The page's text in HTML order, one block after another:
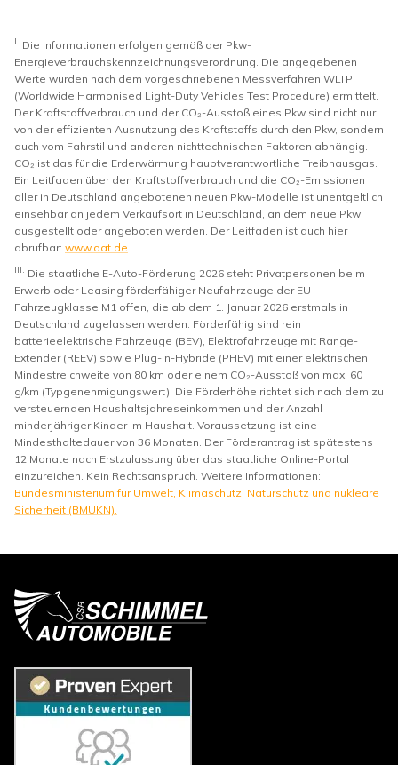
I. Die Informationen erfolgen gemäß der Pkw-
Energieverbrauchskennzeichnungsverordnung. Die angegebenen
Werte wurden nach dem vorgeschriebenen Messverfahren WLTP
(Worldwide Harmonised Light-Duty Vehicles Test Procedure) ermittelt.
Der Kraftstoffverbrauch und der CO₂-Ausstoß eines Pkw sind nicht nur
von der effizienten Ausnutzung des Kraftstoffs durch den Pkw, sondern
auch vom Fahrstil und anderen nichttechnischen Faktoren abhängig.
CO₂ ist das für die Erderwärmung hauptverantwortliche Treibhausgas.
Ein Leitfaden über den Kraftstoffverbrauch und die CO₂-Emissionen
aller in Deutschland angebotenen neuen Pkw-Modelle ist unentgeltlich
einsehbar an jedem Verkaufsort in Deutschland, an dem neue Pkw
ausgestellt oder angeboten werden. Der Leitfaden ist auch hier
abrufbar: www.dat.de
III. Die staatliche E-Auto-Förderung 2026 steht Privatpersonen beim
Erwerb oder Leasing förderfähiger Neufahrzeuge der EU-
Fahrzeugklasse M1 offen, die ab dem 1. Januar 2026 erstmals in
Deutschland zugelassen werden. Förderfähig sind rein
batterieelektrische Fahrzeuge (BEV), Elektrofahrzeuge mit Range-
Extender (REEV) sowie Plug-in-Hybride (PHEV) mit einer elektrischen
Mindestreichweite von 80 km oder einem CO₂-Ausstoß von max. 60
g/km (Typgenehmigungswert). Die Förderhöhe richtet sich nach dem zu
versteuernden Haushaltsjahreseinkommen und der Anzahl
minderjähriger Kinder im Haushalt. Voraussetzung ist eine
Mindesthaltedauer von 36 Monaten. Der Förderantrag ist spätestens
12 Monate nach Erstzulassung über das staatliche Online-Portal
einzureichen. Kein Rechtsanspruch. Weitere Informationen:
Bundesministerium für Umwelt, Klimaschutz, Naturschutz und nukleare
Sicherheit (BMUKN).